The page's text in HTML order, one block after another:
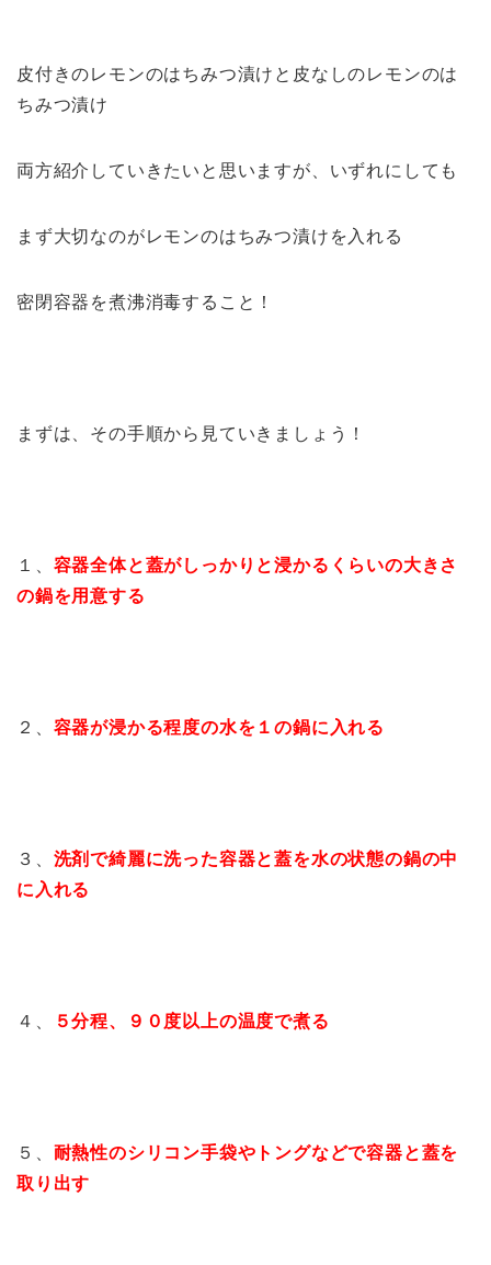
皮付きのレモンのはちみつ漬けと皮なしのレモンのは
ちみつ漬け
両方紹介していきたいと思いますが、いずれにしても
まず大切なのがレモンのはちみつ漬けを入れる
密閉容器を煮沸消毒すること！
まずは、その手順から見ていきましょう！
１、 容器全体と蓋がしっかりと浸かるくらいの大きさ
の鍋を用意する
２、 容器が浸かる程度の水を１の鍋に入れる
３、 洗剤で綺麗に洗った容器と蓋を水の状態の鍋の中
に入れる
４、 ５分程、９０度以上の温度で煮る
５、 耐熱性のシリコン手袋やトングなどで容器と蓋を
取り出す